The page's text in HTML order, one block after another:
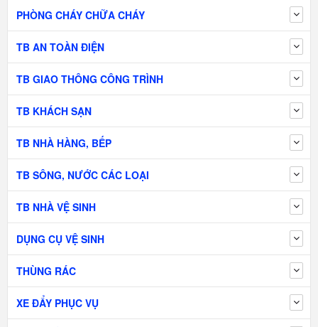
PHÒNG CHÁY CHỮA CHÁY
TB AN TOÀN ĐIỆN
TB GIAO THÔNG CÔNG TRÌNH
TB KHÁCH SẠN
TB NHÀ HÀNG, BẾP
TB SÔNG, NƯỚC CÁC LOẠI
TB NHÀ VỆ SINH
DỤNG CỤ VỆ SINH
THÙNG RÁC
XE ĐẨY PHỤC VỤ